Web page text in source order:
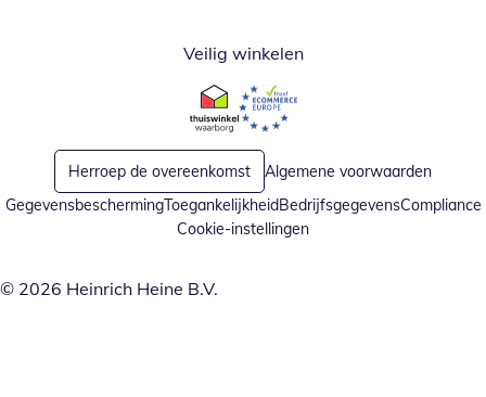
Veilig winkelen
Opent in nieuw venster
Opent in nieuw venster
Herroep de overeenkomst
Algemene voorwaarden
GegevensbeschermingToegankelijkheidBedrijfsgegevensCompliance
Cookie-instellingen
© 2026 Heinrich Heine B.V.